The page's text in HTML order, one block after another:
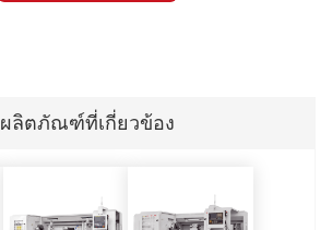
ผลิตภัณฑ์ที่เกี่ยวข้อง